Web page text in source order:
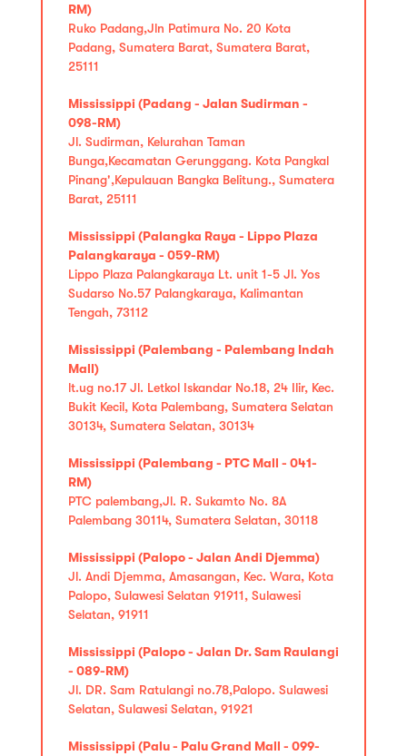
RM)
Ruko Padang,Jln Patimura No. 20 Kota
Padang, Sumatera Barat, Sumatera Barat,
25111
Mississippi (Padang - Jalan Sudirman -
098-RM)
Jl. Sudirman, Kelurahan Taman
Bunga,Kecamatan Gerunggang. Kota Pangkal
Pinang',Kepulauan Bangka Belitung., Sumatera
Barat, 25111
Mississippi (Palangka Raya - Lippo Plaza
Palangkaraya - 059-RM)
Lippo Plaza Palangkaraya Lt. unit 1-5 Jl. Yos
Sudarso No.57 Palangkaraya, Kalimantan
Tengah, 73112
Mississippi (Palembang - Palembang Indah
Mall)
lt.ug no.17 Jl. Letkol Iskandar No.18, 24 Ilir, Kec.
Bukit Kecil, Kota Palembang, Sumatera Selatan
30134, Sumatera Selatan, 30134
Mississippi (Palembang - PTC Mall - 041-
RM)
PTC palembang,Jl. R. Sukamto No. 8A
Palembang 30114, Sumatera Selatan, 30118
Mississippi (Palopo - Jalan Andi Djemma)
Jl. Andi Djemma, Amasangan, Kec. Wara, Kota
Palopo, Sulawesi Selatan 91911, Sulawesi
Selatan, 91911
Mississippi (Palopo - Jalan Dr. Sam Raulangi
- 089-RM)
Jl. DR. Sam Ratulangi no.78,Palopo. Sulawesi
Selatan, Sulawesi Selatan, 91921
Mississippi (Palu - Palu Grand Mall - 099-